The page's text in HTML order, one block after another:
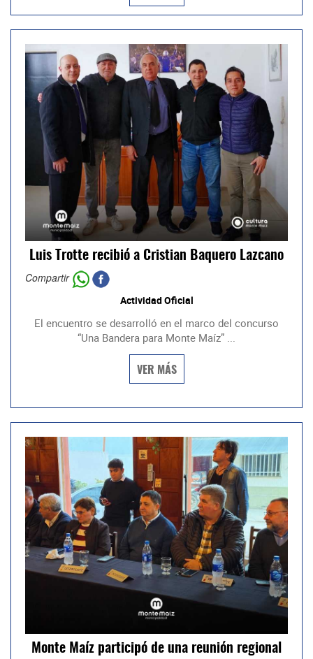
Luis Trotte recibió a Cristian Baquero Lazcano
Compartir
Actividad Oficial
El encuentro se desarrolló en el marco del concurso
“Una Bandera para Monte Maíz” ...
VER MÁS
Monte Maíz participó de una reunión regional